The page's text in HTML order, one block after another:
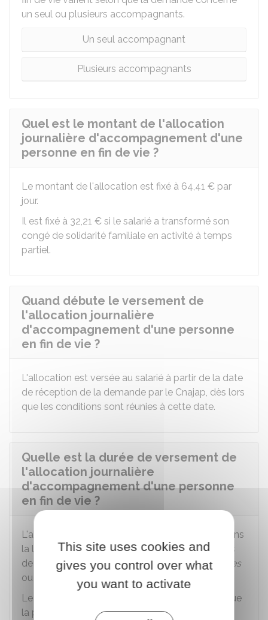
un seul ou plusieurs accompagnants.
Un seul accompagnant
Plusieurs accompagnants
Quel est le montant de l'allocation
journalière d'accompagnement d'une
personne en fin de vie ?
Le montant de l'allocation est fixé à 64,41 € par
jour.
Il est fixé à 32,21 € si le salarié a transformé son
congé de solidarité familiale en activité à temps
partiel.
Quand débute le versement de
l'allocation journalière
d'accompagnement d'une personne
en fin de vie ?
L'allocation est versée au salarié à partir de la date
de réception de la demande par le Cnajap, dès lors
que les conditions sont réunies à cette date.
Quelle est la durée de versement de
l'allocation journalière
d'accompagnement d'une personne
en fin de vie ?
L'allocation est versée de manière journalière, dans
la limite maximale de 21 jours (ou 42 jours en cas
de réduction de travail à temps partiel),ouvrables
ou non.
Le versement de l'allocation est maintenu lorsque
la personne accompagnée à domicile doit être
This site uses cookies and
gives you control over what
you want to activate